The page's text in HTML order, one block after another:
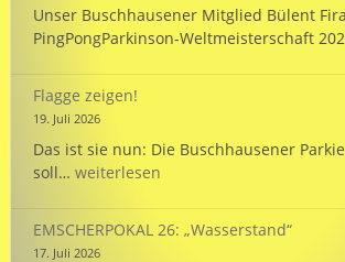
Unser Buschhausener Mitglied Bülent
PingPongParkinson-Weltmeisterschaft
Flagge zeigen!
19. Juli 2026
Das ist sie nun: Die Buschhausener Parkie
soll… Flagge
weiterlesen
EMSCHERPOKAL 26: „Wasserstand“
17. Juli 2026